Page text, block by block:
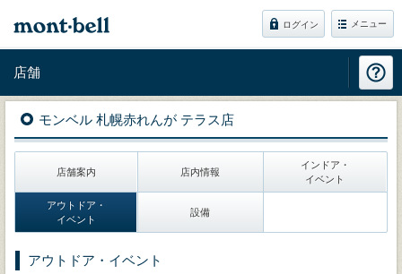
ログイン メニュー
店舗
モンベル 札幌赤れんが テラス店
店舗案内 店内情報
インドア・
イベント
アウトドア・
イベント
設備
アウトドア・イベント